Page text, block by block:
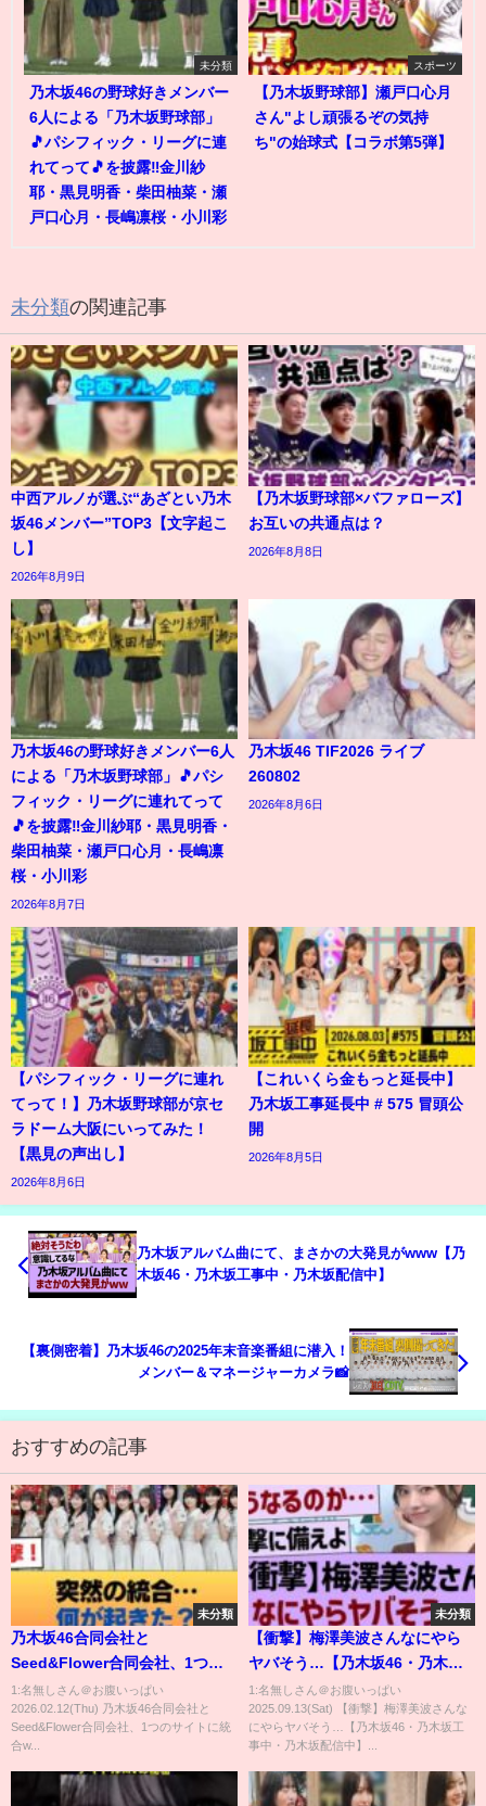
未分類
乃木坂46の野球好きメンバー
6人による「乃木坂野球部」
🎵パシフィック・リーグに連
れてって🎵を披露‼️金川紗
耶・黒見明香・柴田柚菜・瀬
戸口心月・長嶋凛桜・小川彩
スポーツ
【乃木坂野球部】瀬戸口心月
さん"よし頑張るぞの気持
ち"の始球式【コラボ第5弾】
未分類の関連記事
中西アルノが選ぶ“あざとい乃木
坂46メンバー”TOP3【文字起こ
し】
2026年8月9日
【乃木坂野球部×バファローズ】
お互いの共通点は？
2026年8月8日
乃木坂46の野球好きメンバー6人
による「乃木坂野球部」🎵パシ
フィック・リーグに連れてって
🎵を披露‼️金川紗耶・黒見明香・
柴田柚菜・瀬戸口心月・長嶋凛
桜・小川彩
2026年8月7日
乃木坂46 TIF2026 ライブ
260802
2026年8月6日
【パシフィック・リーグに連れ
てって！】乃木坂野球部が京セ
ラドーム大阪にいってみた！
【黒見の声出し】
2026年8月6日
【これいくら金もっと延長中】
乃木坂工事延長中 # 575 冒頭公
開
2026年8月5日
乃木坂アルバム曲にて、まさかの大発見がwww【乃
木坂46・乃木坂工事中・乃木坂配信中】
【裏側密着】乃木坂46の2025年末音楽番組に潜入！
メンバー＆マネージャーカメラ📸
おすすめの記事
未分類
乃木坂46合同会社と
Seed&Flower合同会社、1つの
サイトに統合wwwwwwww #乃
木坂46 #乃木坂46のスター
1:名無しさん＠お腹いっぱい
2026.02.12(Thu) 乃木坂46合同会社と
Seed&Flower合同会社、1つのサイトに統
合w...
未分類
【衝撃】梅澤美波さんなにやら
ヤバそう…【乃木坂46・乃木坂
工事中・乃木坂配信中】
1:名無しさん＠お腹いっぱい
2025.09.13(Sat) 【衝撃】梅澤美波さんな
にやらヤバそう…【乃木坂46・乃木坂工
事中・乃木坂配信中】...